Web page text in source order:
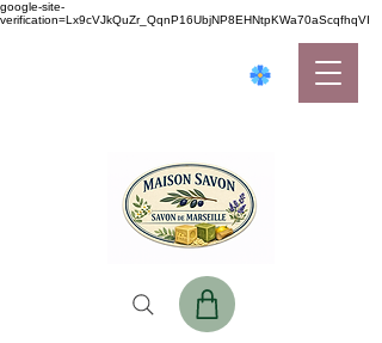
google-site-
verification=Lx9cVJkQuZr_QqnP16UbjNP8EHNtpKWa70aScqfhqVI